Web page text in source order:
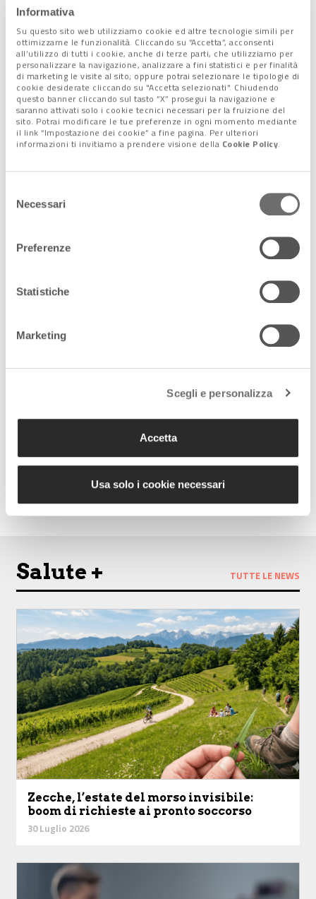
Informativa
Su questo sito web utilizziamo cookie ed altre tecnologie simili per
ottimizzarne le funzionalità. Cliccando su “Accetta”, acconsenti
all’utilizzo di tutti i cookie, anche di terze parti, che utilizziamo per
personalizzare la navigazione, analizzare a fini statistici e per finalità
di marketing le visite al sito; oppure potrai selezionare le tipologie di
cookie desiderate cliccando su "Accetta selezionati". Chiudendo
questo banner cliccando sul tasto “X” prosegui la navigazione e
saranno attivati solo i cookie tecnici necessari per la fruizione del
sito. Potrai modificare le tue preferenze in ogni momento mediante
il link “Impostazione dei cookie” a fine pagina. Per ulteriori
informazioni ti invitiamo a prendere visione della Cookie Policy.
delNecessari
Preferenze
Statistiche
Marketing
Scegli e personalizza
Accetta
Usa solo i cookie necessari
Condividi l'articolo:
Share on Facebook
Share on Twitter
Share on E-Mail
Share on WhatsApp
Share on Telegram
Leggi anche:
9 Febbraio 2023
Covid e trombosi: il virus fino a 70 volte
somministrazione dei 4 farmaci usati
in Italia non induce l'attivazione delle
Seguici sui nostri canali
Follow us on Facebook
Follow us on Instagram
Salute + TUTTE LE NEWS
Zecche, l’estate del morso invisibile:
boom di richieste ai pronto soccorso
30 Luglio 2026